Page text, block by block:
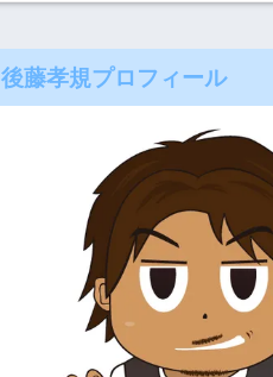
後藤孝規プロフィール